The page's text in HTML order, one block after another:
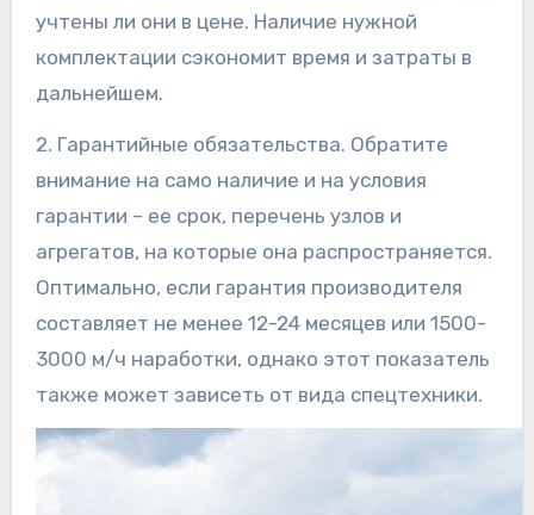
учтены ли они в цене. Наличие нужной
комплектации сэкономит время и затраты в
дальнейшем.
2. Гарантийные обязательства. Обратите
внимание на само наличие и на условия
гарантии – ее срок, перечень узлов и
агрегатов, на которые она распространяется.
Оптимально, если гарантия производителя
составляет не менее 12-24 месяцев или 1500-
3000 м/ч наработки, однако этот показатель
также может зависеть от вида спецтехники.